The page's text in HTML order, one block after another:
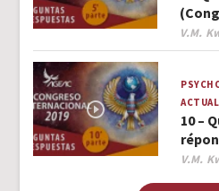
Author
V.M.
10 –
Author
V.M.